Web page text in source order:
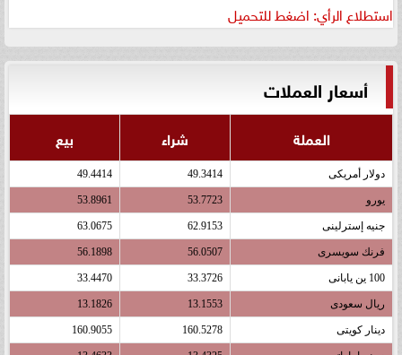
استطلاع الرأي: اضغط للتحميل
أسعار العملات
العملة شراء بيع
دولار أمريكى 49.3414
49.4414
يورو 53.7723
53.8961
جنيه إسترلينى 62.9153
63.0675
فرنك سويسرى 56.0507
56.1898
100 ين يابانى 33.3726
33.4470
ريال سعودى 13.1553
13.1826
دينار كويتى 160.5278
160.9055